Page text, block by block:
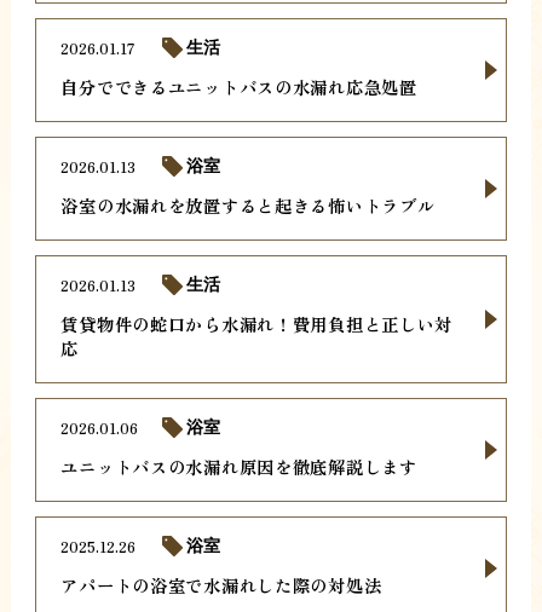
自分でできるユニットバスの水漏れ応急処置
2026.01.17 生活
浴室の水漏れを放置すると起きる怖いトラブル
2026.01.13 浴室
賃貸物件の蛇口から水漏れ！費用負担と正しい対
応
2026.01.13 生活
ユニットバスの水漏れ原因を徹底解説します
2026.01.06 浴室
アパートの浴室で水漏れした際の対処法
2025.12.26 浴室